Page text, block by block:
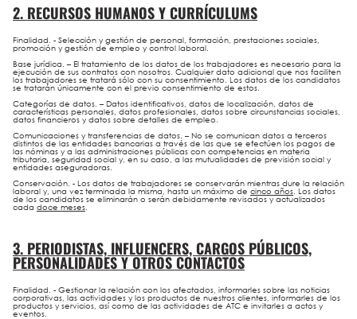
2. RECURSOS HUMANOS Y CURRÍCULUMS
Finalidad. - Selección y gestión de personal, formación, prestaciones sociales,
promoción y gestión de empleo y control laboral.
Base jurídica. – El tratamiento de los datos de los trabajadores es necesario para la
ejecución de sus contratos con nosotros. Cualquier dato adicional que nos faciliten
los trabajadores se tratará sólo con su consentimiento. Los datos de los candidatos
se tratarán únicamente con el previo consentimiento de estos.
Categorías de datos. – Datos identificativos, datos de localización, datos de
características personales, datos profesionales, datos sobre circunstancias sociales,
datos financieros y datos sobre detalles de empleo.
Comunicaciones y transferencias de datos. – No se comunican datos a terceros
distintos de las entidades bancarias a través de las que se efectúen los pagos de
las nóminas y a las administraciones públicas con competencias en materia
tributaria, seguridad social y, en su caso, a las mutualidades de previsión social y
entidades aseguradoras.
Conservación. - Los datos de trabajadores se conservarán mientras dure la relación
laboral y, una vez terminada la misma, hasta un máximo de cinco años . Los datos
de los candidatos se eliminarán o serán debidamente revisados y actualizados
cada doce meses
3. PERIODISTAS, INFLUENCERS, CARGOS PÚBLICOS,
PERSONALIDADES Y OTROS CONTACTOS
Finalidad. - Gestionar la relación con los afectados, informarles sobre las noticias
corporativas, las actividades y los productos de nuestros clientes, informarles de los
productos y servicios, así como de las actividades de ATC e invitarles a actos y
eventos.